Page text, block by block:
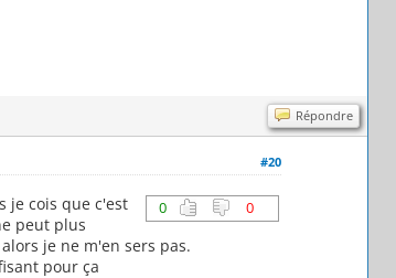
Répondre
#20
0 0
je cois que c'est
peut plus
je ne m'en sers pas.
pour ça